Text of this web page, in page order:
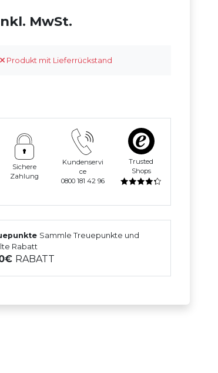
MwSt.
Produkt mit Lieferrückstand
Sichere
Zahlung
Kundenservi
ce
0800 181 42 96
Trusted
Shops
Sammle Treuepunkte und
Rabatt
RABATT